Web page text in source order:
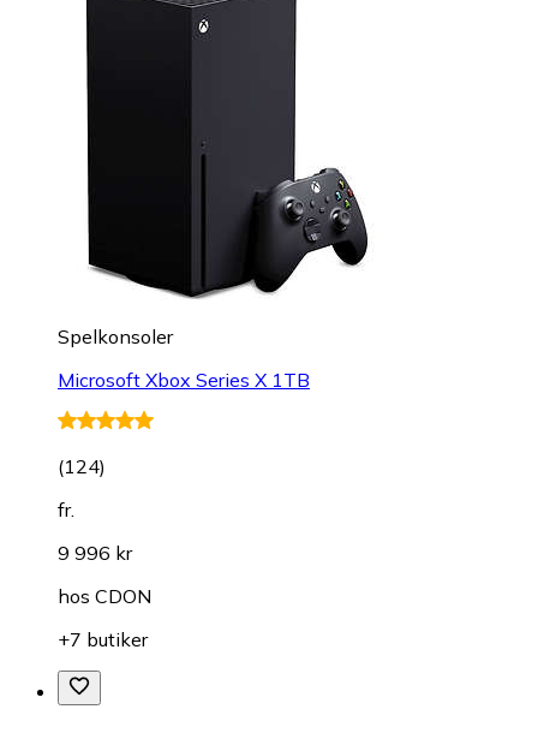
Spelkonsoler
Microsoft Xbox Series X 1TB
(124)
fr.
9 996 kr
hos CDON
+7 butiker